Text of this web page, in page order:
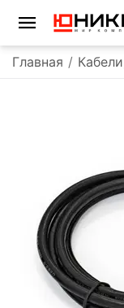
Главная /